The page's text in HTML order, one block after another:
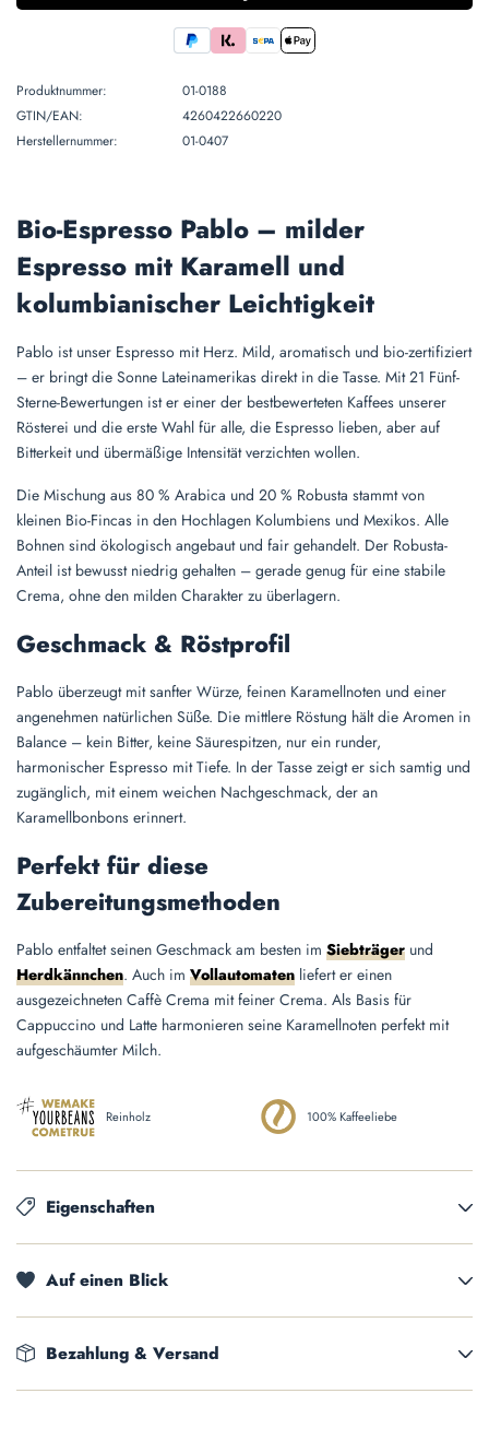
Produktnummer:
01-0188
GTIN/EAN:
4260422660220
Herstellernummer:
01-0407
Bio-Espresso Pablo – milder
Espresso mit Karamell und
kolumbianischer Leichtigkeit
Pablo ist unser Espresso mit Herz. Mild, aromatisch und bio-zertifiziert
– er bringt die Sonne Lateinamerikas direkt in die Tasse. Mit 21 Fünf-
Sterne-Bewertungen ist er einer der bestbewerteten Kaffees unserer
Rösterei und die erste Wahl für alle, die Espresso lieben, aber auf
Bitterkeit und übermäßige Intensität verzichten wollen.
Die Mischung aus 80 % Arabica und 20 % Robusta stammt von
kleinen Bio-Fincas in den Hochlagen Kolumbiens und Mexikos. Alle
Bohnen sind ökologisch angebaut und fair gehandelt. Der Robusta-
Anteil ist bewusst niedrig gehalten – gerade genug für eine stabile
Crema, ohne den milden Charakter zu überlagern.
Geschmack & Röstprofil
Pablo überzeugt mit sanfter Würze, feinen Karamellnoten und einer
angenehmen natürlichen Süße. Die mittlere Röstung hält die Aromen in
Balance – kein Bitter, keine Säurespitzen, nur ein runder,
harmonischer Espresso mit Tiefe. In der Tasse zeigt er sich samtig und
zugänglich, mit einem weichen Nachgeschmack, der an
Karamellbonbons erinnert.
Perfekt für diese
Zubereitungsmethoden
Pablo entfaltet seinen Geschmack am besten im Siebträger und
Herdkännchen. Auch im Vollautomaten liefert er einen
ausgezeichneten Caffè Crema mit feiner Crema. Als Basis für
Cappuccino und Latte harmonieren seine Karamellnoten perfekt mit
aufgeschäumter Milch.
Reinholz 100% Kaffeeliebe
Eigenschaften
Auf einen Blick
Bezahlung & Versand